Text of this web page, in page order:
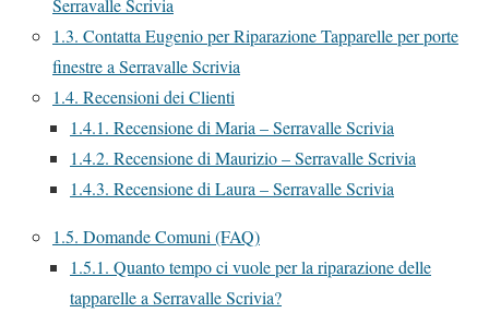
Serravalle Scrivia
1.3. Contatta Eugenio per Riparazione Tapparelle per porte
finestre a Serravalle Scrivia
1.4. Recensioni dei Clienti
1.4.1. Recensione di Maria – Serravalle Scrivia
1.4.2. Recensione di Maurizio – Serravalle Scrivia
1.4.3. Recensione di Laura – Serravalle Scrivia
1.5. Domande Comuni (FAQ)
1.5.1. Quanto tempo ci vuole per la riparazione delle
tapparelle a Serravalle Scrivia?